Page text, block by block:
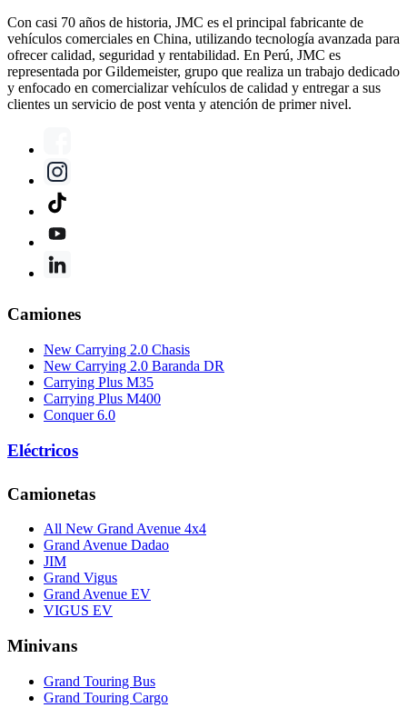
Con casi 70 años de historia, JMC es el principal fabricante de
vehículos comerciales en China, utilizando tecnología avanzada para
ofrecer calidad, seguridad y rentabilidad. En Perú, JMC es
representada por Gildemeister, grupo que realiza un trabajo dedicado
y enfocado en comercializar vehículos de calidad y entregar a sus
clientes un servicio de post venta y atención de primer nivel.
Camiones
New Carrying 2.0 Chasis
New Carrying 2.0 Baranda DR
Carrying Plus M35
Carrying Plus M400
Conquer 6.0
Eléctricos
Camionetas
All New Grand Avenue 4x4
Grand Avenue Dadao
JIM
Grand Vigus
Grand Avenue EV
VIGUS EV
Minivans
Grand Touring Bus
Grand Touring Cargo